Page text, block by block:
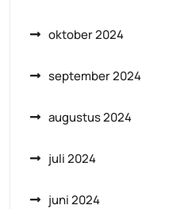
oktober 2024
september 2024
augustus 2024
juli 2024
juni 2024